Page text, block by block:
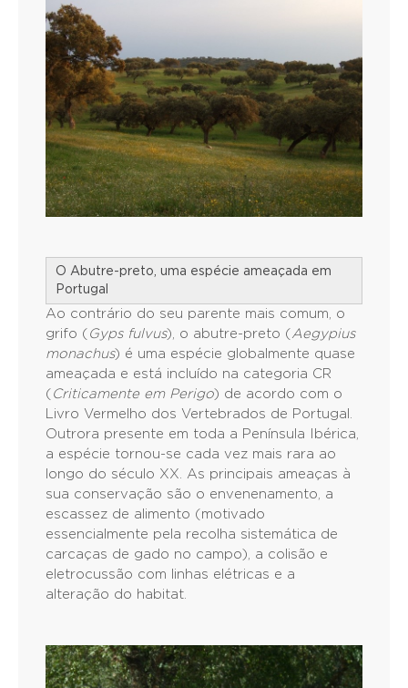
O Abutre-preto, uma espécie ameaçada em
Portugal
Ao contrário do seu parente mais comum, o
grifo ( Gyps fulvus), o abutre-preto ( Aegypius
monachus) é uma espécie globalmente quase
ameaçada e está incluído na categoria CR
( Criticamente em Perigo) de acordo com o
Livro Vermelho dos Vertebrados de Portugal.
Outrora presente em toda a Península Ibérica,
a espécie tornou-se cada vez mais rara ao
longo do século XX. As principais ameaças à
sua conservação são o envenenamento, a
escassez de alimento (motivado
essencialmente pela recolha sistemática de
carcaças de gado no campo), a colisão e
eletrocussão com linhas elétricas e a
alteração do habitat.